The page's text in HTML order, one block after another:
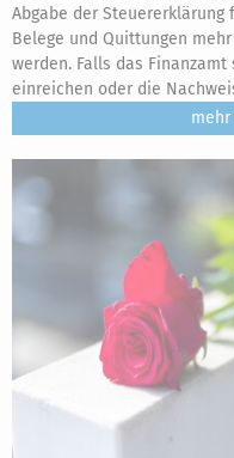
Abgabe der Steuererklärung
Belege und Quittungen
werden. Falls das
einreichen oder die
mehr